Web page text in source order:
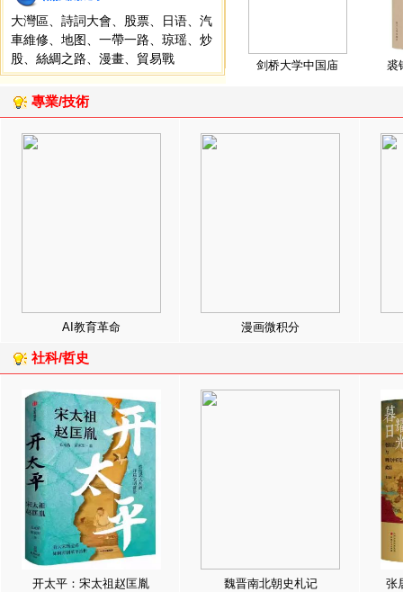
大灣區
詩詞大會 股票 日语
汽
車維修
地图 一帶一路 琼瑶
炒
股
絲綢之路 漫畫 貿易戰 剑桥大学中国庙 裘
專業/技術
AI教育革命 漫画微积分
社科/哲史
开太平：宋太祖赵匡胤 魏晋南北朝史札记 张